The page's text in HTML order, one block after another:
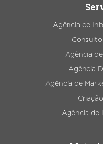
Agência de
Agência
Agência
Agência de
Agência de